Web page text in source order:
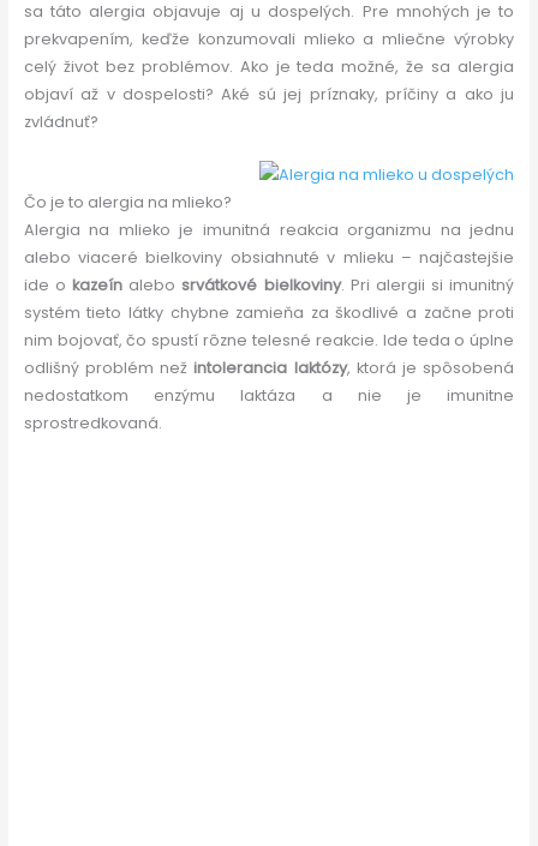
sa táto alergia objavuje aj u dospelých. Pre mnohých je to
prekvapením, keďže konzumovali mlieko a mliečne výrobky
celý život bez problémov. Ako je teda možné, že sa alergia
objaví až v dospelosti? Aké sú jej príznaky, príčiny a ako ju
zvládnuť?
Čo je to alergia na mlieko?
Alergia na mlieko je imunitná reakcia organizmu na jednu
alebo viaceré bielkoviny obsiahnuté v mlieku – najčastejšie
ide okazeín alebo srvátkové bielkoviny. Pri alergii si imunitný
systém tieto látky chybne zamieňa za škodlivé a začne proti
nim bojovať, čo spustí rôzne telesné reakcie. Ide teda o úplne
odlišný problém nežintolerancia laktózy, ktorá je spôsobená
nedostatkom enzýmu laktáza a nie je imunitne
sprostredkovaná.